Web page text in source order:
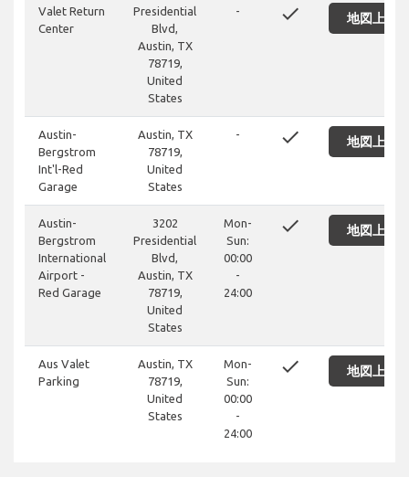
Valet Return
Center
Presidential
Blvd,
Austin, TX
78719,
United
States
- done 地図上に
Austin-
Bergstrom
Int'l-Red
Garage
Austin, TX
78719,
United
States
- done 地図上に
Austin-
Bergstrom
International
Airport -
Red Garage
3202
Presidential
Blvd,
Austin, TX
78719,
United
States
Mon-
Sun:
00:00
-
24:00
done 地図上に
Aus Valet
Parking
Austin, TX
78719,
United
States
Mon-
Sun:
00:00
-
24:00
done 地図上に